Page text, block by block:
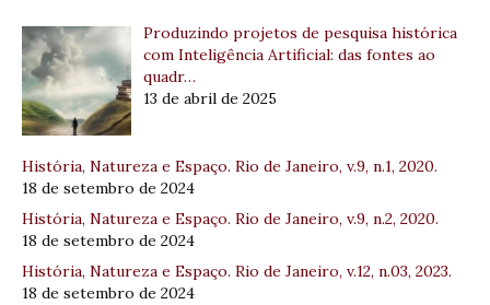
Produzindo projetos de pesquisa histórica
com Inteligência Artificial: das fontes ao
quadr…
13 de abril de 2025
História, Natureza e Espaço. Rio de Janeiro, v.9, n.1, 2020.
18 de setembro de 2024
História, Natureza e Espaço. Rio de Janeiro, v.9, n.2, 2020.
18 de setembro de 2024
História, Natureza e Espaço. Rio de Janeiro, v.12, n.03, 2023.
18 de setembro de 2024